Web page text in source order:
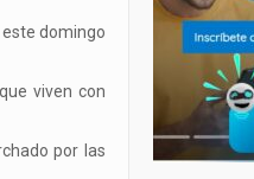
domingo
viven con
por las